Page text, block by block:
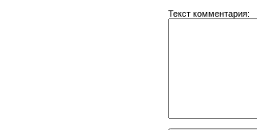
Текст комментария: